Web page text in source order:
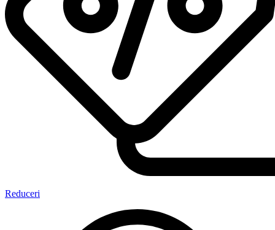
Reduceri